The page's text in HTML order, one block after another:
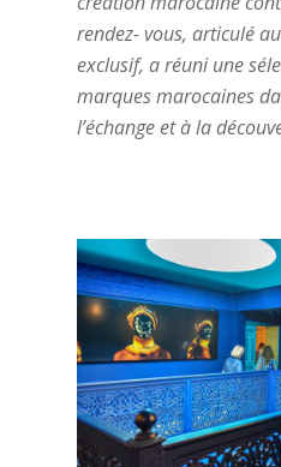
rendez- vous, articulé
exclusif, a réuni une
marques marocaines
l’échange et à la